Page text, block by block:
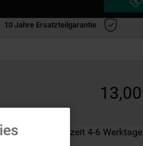
10 Jahre Ersatzteilgarantie
13,00
Auf Lager: Lieferzeit 4-6 Werktage